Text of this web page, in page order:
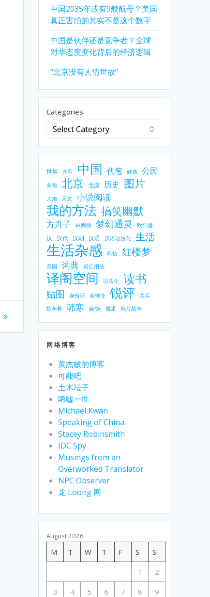
中国2035年或有9艘航母？美国
真正害怕的其实不是这个数字
中国是伙伴还是竞争者？全球
对华态度变化背后的经济逻辑
“北京没有人情世故”
Categories
世界 东亚 中国 代笔 健康 公民
关税 北京 北漂 历史 图片
大炮 天文 小说阅读
我的方法 搞笑幽默
方舟子 林则徐 梦幻通灵 欧阳健
汉 汉代 汉朝 汉语 汉语语法化 生活
生活杂感 科技 红楼梦
美国 词典 词汇用法
译阁空间 语法化 读书
贴图 身份证 金钟泠 锐评
阅兵
陈年希
韩寒 高铁 魔术 鸦片战争
网络博客
黄杰敏的博客
可能吧
土木坛子
唏嘘一世
Michael Kwan
Speaking of China
Stacey Robinsmith
IDC Spy
Musings from an
Overworked Translator
NPC Observer
龙 Loong 网
August 2026
M T W T F S S
1 2
3 4 5 6 7 8 9